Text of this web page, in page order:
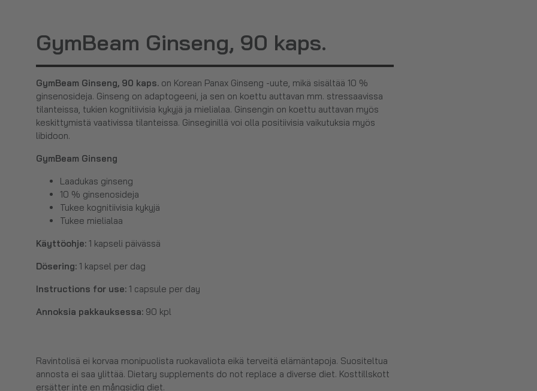
GymBeam Ginseng, 90 kaps.
GymBeam Ginseng, 90 kaps. on Korean Panax Ginseng -uute, mikä sisältää 10 %
ginsenosideja. Ginseng on adaptogeeni, ja sen on koettu auttavan mm. stressaavissa
tilanteissa, tukien kognitiivisia kykyjä ja mielialaa. Ginsengin on koettu auttavan myös
keskittymistä vaativissa tilanteissa. Ginseginillä voi olla positiivisia vaikutuksia myös
libidoon.
GymBeam Ginseng
Laadukas ginseng
10 % ginsenosideja
Tukee kognitiivisia kykyjä
Tukee mielialaa
Käyttöohje: 1 kapseli päivässä
Dösering: 1 kapsel per dag
Instructions for use: 1 capsule per day
Annoksia pakkauksessa: 90 kpl
Ravintolisä ei korvaa monipuolista ruokavaliota eikä terveitä elämäntapoja. Suositeltua
annosta ei saa ylittää. Dietary supplements do not replace a diverse diet. Kosttillskott
ersätter inte en mångsidig diet.